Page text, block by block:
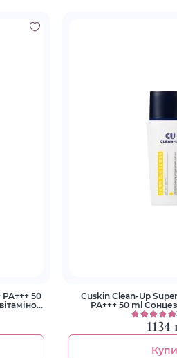
50
Cuskin Clean-Up
PA+++ 50 ml
1134